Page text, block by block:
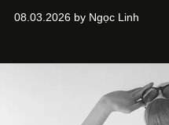
khá rập khuôn. Nói lời tạm
mải miết tìm kiếm sự đồng
đường nét, tỷ lệ và bảng
phiên bản vẫn mang linh
08.03.2026 by Ngọc Linh